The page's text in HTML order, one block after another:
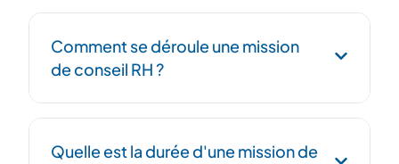
Haute-Vienne qui souhaitent structurer,
optimiser ou transformer leur politique de
ressources humaines.
Comment se déroule une mission
de conseil RH ?
préconisations, puis accompagnement
Quelle est la durée d'une mission de